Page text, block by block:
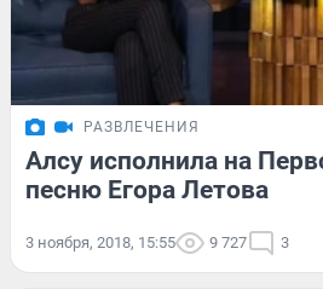
РАЗВЛЕЧЕНИЯ
Алсу исполнила на
песню Егора Летова
3 ноября, 2018, 15:55 9 727 3